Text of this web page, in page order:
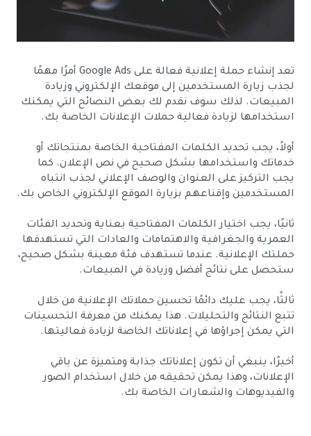
تعد إنشاء حملة إعلانية فعالة على Google Ads أمرًا مهمًا
لجذب زيارة المستخدمين إلى موقعك الإلكتروني وزيادة
المبيعات. لذلك سوف نقدم لك بعض النصائح التي يمكنك
استخدامها لزيادة فعالية حملات الإعلانات الخاصة بك.
أولاً، يجب تحديد الكلمات المفتاحية الخاصة بمنتجاتك أو
خدماتك واستخدامها بشكل صحيح في نص الإعلان. كما
يجب التركيز على العنوان والوصف الإعلاني لجذب انتباه
المستخدمين وإقناعهم بزيارة الموقع الإلكتروني الخاص بك.
ثانيًا، يجب اختيار الكلمات المفتاحية بعناية وتحديد الفئات
العمرية والجغرافية والاهتمامات والعادات التي تستهدفها
حملتك الإعلانية. عندما تستهدف فئة معينة بشكل صحيح،
ستحصل على نتائج أفضل وزيادة في المبيعات.
ثالثًا، يجب عليك دائمًا تحسين حملاتك الإعلانية من خلال
تتبع النتائج والتحليلات. هذا يمكنك من معرفة التحسينات
التي يمكن إجراؤها في إعلاناتك الخاصة لزيادة فعاليتها.
أخيرًا، ينبغي أن تكون إعلاناتك جذابة ومتميزة عن باقي
الإعلانات، وهذا يمكن تحقيقه من خلال استخدام الصور
والفيديوهات والشعارات الخاصة بك.